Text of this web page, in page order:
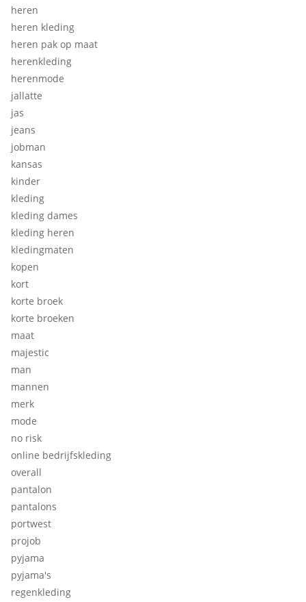
heren
heren kleding
heren pak op maat
herenkleding
herenmode
jallatte
jas
jeans
jobman
kansas
kinder
kleding
kleding dames
kleding heren
kledingmaten
kopen
kort
korte broek
korte broeken
maat
majestic
man
mannen
merk
mode
no risk
online bedrijfskleding
overall
pantalon
pantalons
portwest
projob
pyjama
pyjama's
regenkleding